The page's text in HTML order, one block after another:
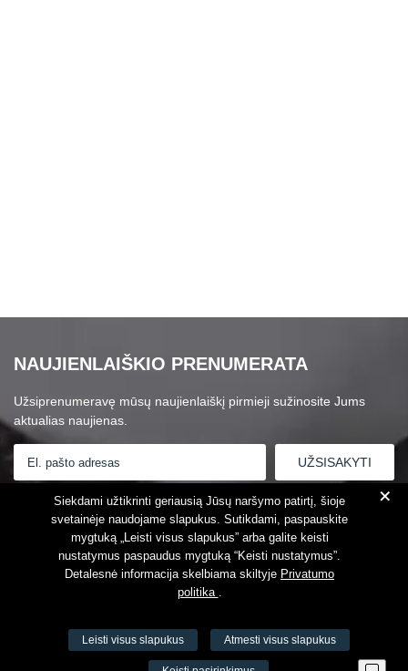
NAUJIENLAIŠKIO PRENUMERATA
Užsiprenumeravę mūsų naujienlaiškį pirmieji sužinosite Jums
aktualias naujienas.
Susipažinau suPrivatumo politika
VŠĮ Fitneso mokymo centras AEROMIX
+
Siekdami užtikrinti geriausią Jūsų naršymo patirtį, šioje
svetainėje naudojame slapukus. Sutikdami, paspauskite
mygtuką „Leisti visus slapukus” arba galite keisti
nustatymus paspaudus mygtuką “Keisti nustatymus”.
Detalesnė informacija skelbiama skiltyje Privatumo
politika .
Leisti visus slapukus Atmesti visus slapukus